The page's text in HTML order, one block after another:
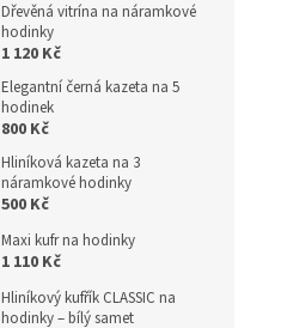
Dřevěná vitrína na náramkové
hodinky
1 120 Kč
Elegantní černá kazeta na 5
hodinek
800 Kč
Hliníková kazeta na 3
náramkové hodinky
500 Kč
Maxi kufr na hodinky
1 110 Kč
Hliníkový kufřík CLASSIC na
hodinky – bílý samet